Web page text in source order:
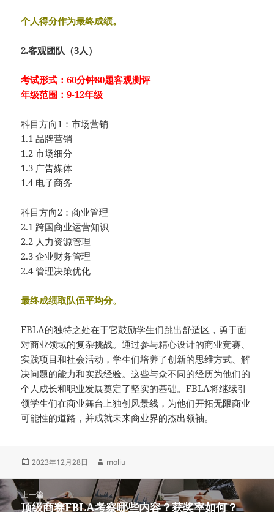
个人得分作为最终成绩。
2.客观团队（3人）
考试形式：60分钟80题客观测评
年级范围：9-12年级
科目方向1：市场营销
1.1 品牌营销
1.2 市场细分
1.3 广告媒体
1.4 电子商务
科目方向2：商业管理
2.1 跨国商业运营知识
2.2 人力资源管理
2.3 企业财务管理
2.4 管理决策优化
最终成绩取队伍平均分。
FBLA的独特之处在于它鼓励学生们跳出舒适区，勇于面
对商业领域的复杂挑战。通过参与精心设计的商业竞赛、
实践项目和社会活动，学生们培养了创新的思维方式、解
决问题的能力和实践经验。这些与众不同的经历为他们的
个人成长和职业发展奠定了坚实的基础。FBLA将继续引
领学生们在商业舞台上独创风景线，为他们开拓无限商业
可能性的道路，并成就未来商业界的杰出领袖。
发
于
2023年12月28日
作
moliu
文
章
上一篇
上
顶级商赛FBLA考察哪些内容？获奖率如何？